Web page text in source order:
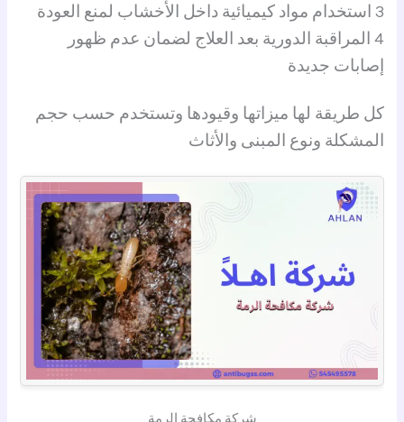
3 استخدام مواد كيميائية داخل الأخشاب لمنع العودة
4 المراقبة الدورية بعد العلاج لضمان عدم ظهور
إصابات جديدة
كل طريقة لها ميزاتها وقيودها وتستخدم حسب حجم
المشكلة ونوع المبنى والأثاث
شركة مكافحة الرمة